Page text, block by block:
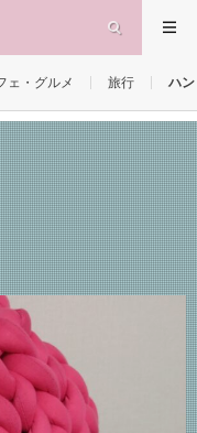
ェ・グルメ 旅行 ハ